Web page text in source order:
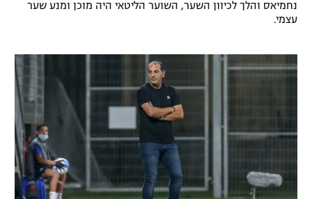
נחמיאס והלך לכיוון השער, השוער הליטאי היה מוכן ומנע שער
עצמי.